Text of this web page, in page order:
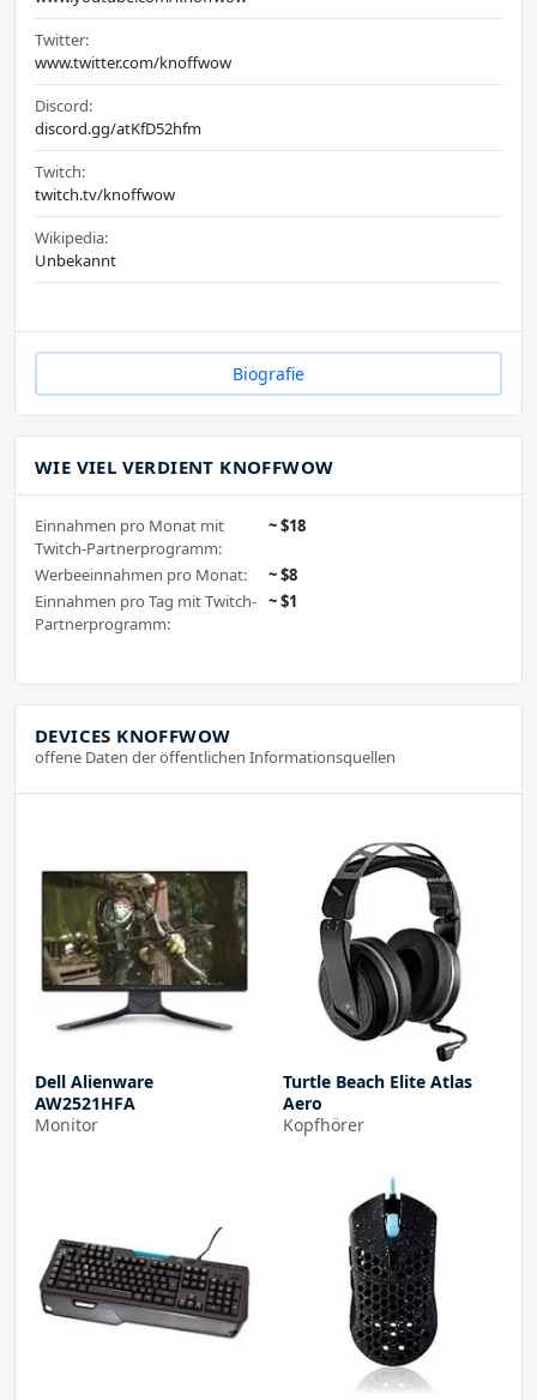
Twitter:
www.twitter.com/knoffwow
Discord:
discord.gg/atKfD52hfm
Twitch:
twitch.tv/knoffwow
Wikipedia:
Unbekannt
Biografie
WIE VIEL VERDIENT KNOFFWOW
Einnahmen pro Monat mit
Twitch-Partnerprogramm:
~ $18
Werbeeinnahmen pro Monat:
~ $8
Einnahmen pro Tag mit Twitch-
Partnerprogramm:
~ $1
DEVICES KNOFFWOW
offene Daten der öffentlichen Informationsquellen
Dell Alienware
AW2521HFA
Monitor
Turtle Beach Elite Atlas
Aero
Kopfhörer